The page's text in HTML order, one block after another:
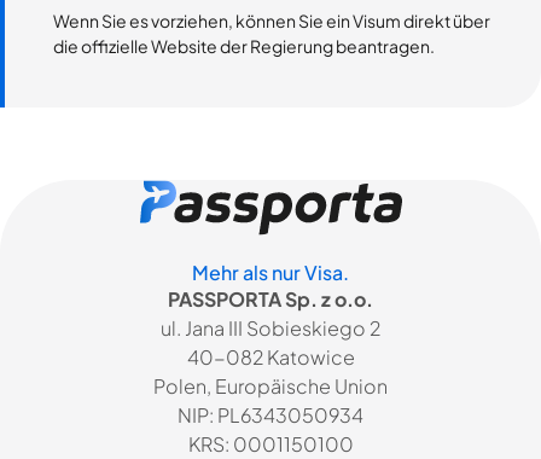
Wenn Sie es vorziehen, können Sie ein Visum direkt über
die offizielle Website der Regierung beantragen.
Mehr als nur Visa.
PASSPORTA Sp. z o.o.
ul. Jana III Sobieskiego 2
40-082 Katowice
Polen, Europäische Union
NIP: PL6343050934
KRS: 0001150100